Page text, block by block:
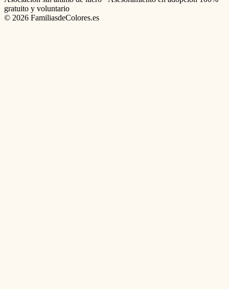
gratuito y voluntario
© 2026 FamiliasdeColores.es